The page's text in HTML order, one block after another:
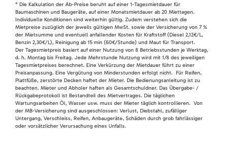
* Die Kalkulation der Ab-Preise beruht auf einer 1-Tagesmietdauer für
Baumaschinen und Baugeräte, auf einer Monatsmietdauer ab 20 Miettagen.
Individuelle Konditionen sind weiterhin gültig. Zudem verstehen sich die
Mietpreise zuzüglich der jeweils gültigen MwSt. sowie der Versicherung von 7 %
der Mietsumme und eventuell anfallender Kosten für Kraftstoff (Diesel 2,12€/L,
Benzin 2,30€/L), Reinigung ab 15 min (60€/Stunde) und Maut für Transport.
Der Tagesmietpreis basiert auf einer Nutzung von 8 Betriebsstunden je Werktag,
d. h. Montag bis Freitag. Jede Mehrstunde Nutzung wird mit 1/8 des jeweiligen
Tagesmietpreises berechnet. Eine Verkürzung der Mietdauer führt zu einer
Preisanpassung. Eine Vergütung von Minderstunden erfolgt nicht. Für Reifen,
Plattfüße, zerstörte Decken haftet der Mieter. Die Bedienungsanleitung ist zu
beachten. Mieter und Abholer haften als Gesamtschuldner. Das Übergabe- /
Rückgabeprotokoll ist Bestandteil des Mietvertrages. Die täglichen
Wartungsarbeiten Öl, Wasser usw. muss der Mieter täglich kontrollieren. Von
der MB-Versicherung sind ausgeschlossen: Verlust, Diebstahl, zufälliger
Untergang, Verschleiss, Reifen, Anbaugeräte, Schäden durch grob fahrlässiger
oder vorsätzlicher Verursachung eines Unfalls.